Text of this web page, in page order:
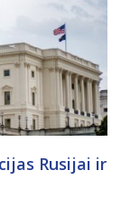
Rusijai ir